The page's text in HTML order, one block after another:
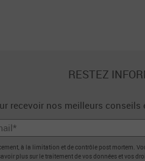
RESTEZ
recevoir nos meilleurs conseils
à la limitation et de contrôle post mortem.
plus sur le traitement de vos données et vos